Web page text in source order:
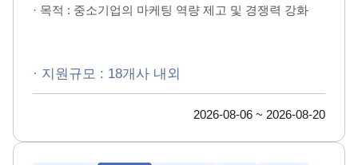
· 목적 : 중소기업의 마케팅 역량 제고 및 경쟁력 강화
· 지원규모 : 18개사 내외
2026-08-06 ~ 2026-08-20